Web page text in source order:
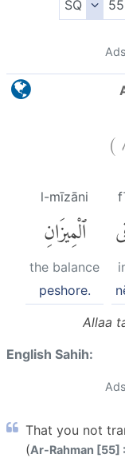
)
l-mīzāni
ٱلْمِيزَانِ
the balance
peshore.
Allaa
English Sahih:
That you not
(Ar-Rahman [55]